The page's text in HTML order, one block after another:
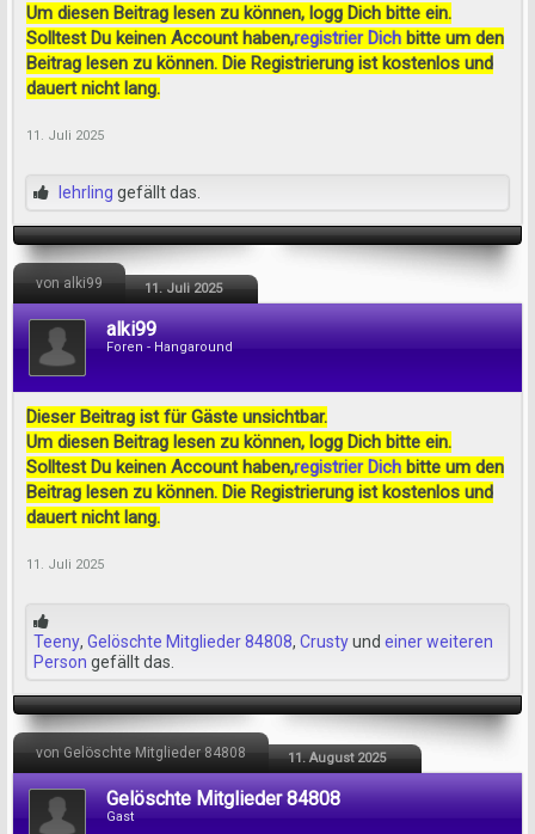
Um diesen Beitrag lesen zu können, logg Dich bitte ein.
Solltest Du keinen Account haben,registrier Dich bitte um den
Beitrag lesen zu können. Die Registrierung ist kostenlos und
dauert nicht lang.
11. Juli 2025
lehrling gefällt das.
von alki99 11. Juli 2025
alki99
Foren - Hangaround
Dieser Beitrag ist für Gäste unsichtbar.
Um diesen Beitrag lesen zu können, logg Dich bitte ein.
Solltest Du keinen Account haben,registrier Dich bitte um den
Beitrag lesen zu können. Die Registrierung ist kostenlos und
dauert nicht lang.
11. Juli 2025
Teeny, Gelöschte Mitglieder 84808, Crustyund einer weiteren
Person gefällt das.
von Gelöschte Mitglieder 84808 11. August 2025
Gelöschte Mitglieder 84808
Gast